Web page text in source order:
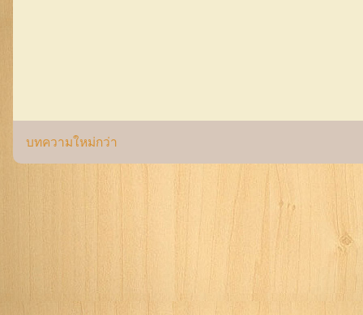
บทความใหม่กว่า